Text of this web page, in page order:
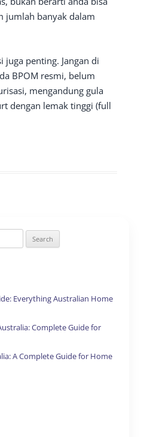
jumlah banyak dalam
juga penting. Jangan di
BPOM resmi, belum
mengandung gula
dengan lemak tinggi (full
Everything Australian Home
Complete Guide for
A Complete Guide for Home